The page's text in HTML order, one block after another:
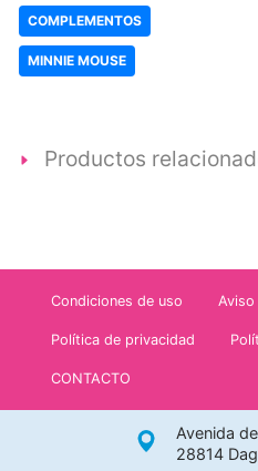
COMPLEMENTOS
MINNIE MOUSE
Productos
Condiciones de uso Aviso
Política de privacidad
CONTACTO
Avenida
28814